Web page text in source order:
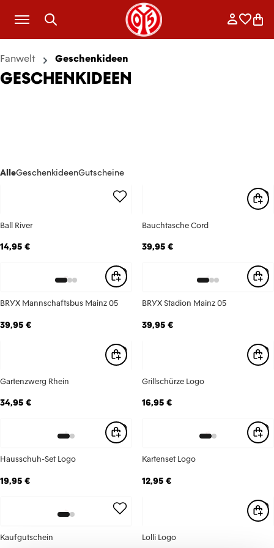
Zum Hauptinhalt springen
Fanwelt Geschenkideen
GESCHENKIDEEN
AlleGeschenkideenGutscheine
Ball River
14,95 €
Bauchtasche Cord
39,95 €
BRYX Mannschaftsbus Mainz 05
39,95 €
BRYX Stadion Mainz 05
39,95 €
Gartenzwerg Rhein
34,95 €
Grillschürze Logo
16,95 €
Hausschuh-Set Logo
19,95 €
Kartenset Logo
12,95 €
Kaufgutschein Lolli Logo